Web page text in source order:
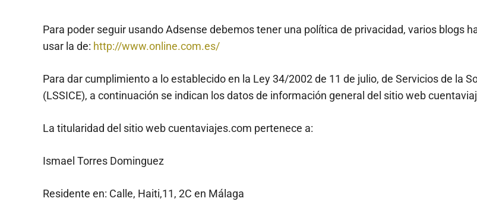
Para poder seguir usando Adsense debemos tener una política de privacidad, varios blogs
usar la de: http://www.online.com.es/
Para dar cumplimiento a lo establecido en la Ley 34/2002 de 11 de julio, de Servicios de la
(LSSICE), a continuación se indican los datos de información general del sitio web
La titularidad del sitio web cuentaviajes.com pertenece a:
Ismael Torres Dominguez
Residente en: Calle, Haiti,11, 2C en Málaga